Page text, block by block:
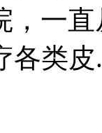
，一
各类皮